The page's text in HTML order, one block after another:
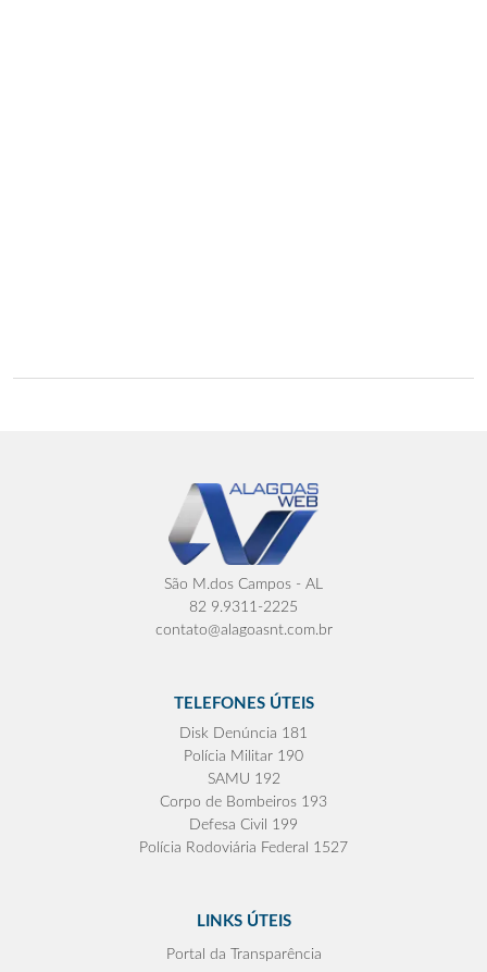
São M.dos Campos - AL
82 9.9311-2225
contato@alagoasnt.com.br
TELEFONES ÚTEIS
Disk Denúncia 181
Polícia Militar 190
SAMU 192
Corpo de Bombeiros 193
Defesa Civil 199
Polícia Rodoviária Federal 1527
LINKS ÚTEIS
Portal da Transparência